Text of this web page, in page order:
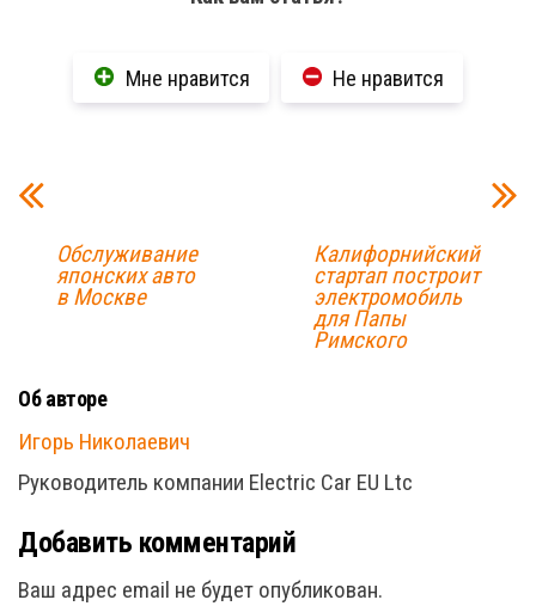
Мне нравится Не нравится
Обслуживание
японских авто
в Москве
Калифорнийский
стартап построит
электромобиль
для Папы
Римского
Об авторе
Игорь Николаевич
Руководитель компании Electric Car EU Ltc
Добавить комментарий
Ваш адрес email не будет опубликован.